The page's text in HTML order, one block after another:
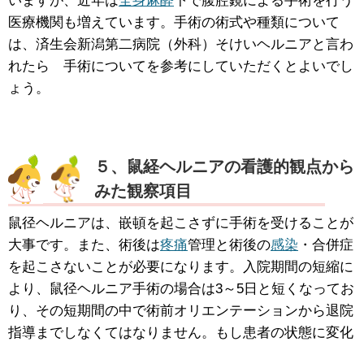
医療機関も増えています。手術の術式や種類について
は、済生会新潟第二病院（外科）そけいヘルニアと言わ
れたら 手術についてを参考にしていただくとよいでし
ょう。
５、鼠経ヘルニアの看護的観点から
みた観察項目
鼠径ヘルニアは、嵌頓を起こさずに手術を受けることが
大事です。また、術後は疼痛管理と術後の感染 ・合併症
を起こさないことが必要になります。入院期間の短縮に
より、鼠径ヘルニア手術の場合は3～5日と短くなってお
り、その短期間の中で術前オリエンテーションから退院
指導までしなくてはなりません。もし患者の状態に変化